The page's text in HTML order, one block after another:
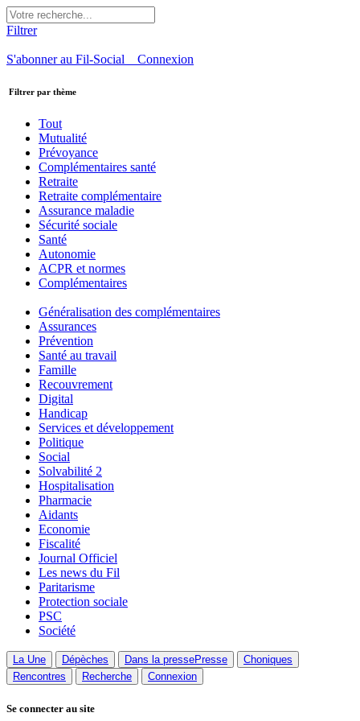
Filtrer
S'abonner au Fil-Social Connexion
Filtrer par thème
Tout
Mutualité
Prévoyance
Complémentaires santé
Retraite
Retraite complémentaire
Assurance maladie
Sécurité sociale
Santé
Autonomie
ACPR et normes
Complémentaires
Généralisation des complémentaires
Assurances
Prévention
Santé au travail
Famille
Recouvrement
Digital
Handicap
Services et développement
Politique
Social
Solvabilité 2
Hospitalisation
Pharmacie
Aidants
Economie
Fiscalité
Journal Officiel
Les news du Fil
Paritarisme
Protection sociale
PSC
Société
La Une Dépèches Dans la pressePresse
Choniques
Rencontres
Recherche Connexion
Se connecter au site